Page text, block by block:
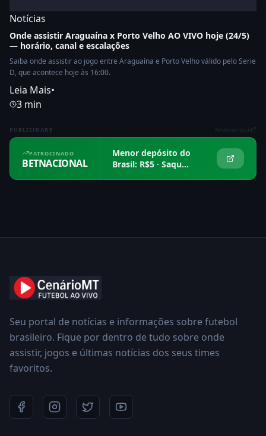
Notícias
Onde assistir Araguaína x Porto Velho AO VIVO hoje (24/5)
— horário, canal e escalações
Saiba onde assistir ao jogo entre Araguaína e Porto Velho válido pelo Serie
D, que acontece hoje às 16:00.
Leia Mais•
3 min
PUBLICIDADE Anunciar aqui
PATROCINADO
BETNACIONAL
Menor depósito do
Brasil: R$5 · Saque
Seu portal de notícias e informações sobre futebol
brasileiro. Fique por dentro de tudo sobre onde
assistir, jogos e últimas notícias dos seus times
favoritos.